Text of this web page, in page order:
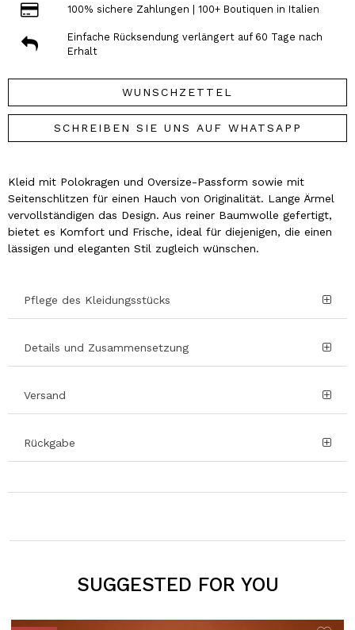
100% sichere Zahlungen | 100+ Boutiquen in Italien
Einfache Rücksendung verlängert auf 60 Tage nach
Erhalt
WUNSCHZETTEL
SCHREIBEN SIE UNS AUF WHATSAPP
Kleid mit Polokragen und Oversize-Passform sowie mit
Seitenschlitzen für einen Hauch von Originalität. Lange Ärmel
vervollständigen das Design. Aus reiner Baumwolle gefertigt,
bietet es Komfort und Frische, ideal für diejenigen, die einen
lässigen und eleganten Stil zugleich wünschen.
Pflege des Kleidungsstücks
Details und Zusammensetzung
Versand
Rückgabe
SUGGESTED FOR YOU